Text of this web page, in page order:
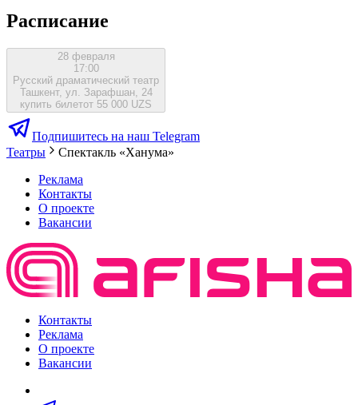
Расписание
28 февраля
17:00
Русский драматический театр
Ташкент, ул. Зарафшан, 24
купить билетот 55 000 UZS
Подпишитесь на наш Telegram
Театры
Спектакль «Ханума»
Реклама
Контакты
О проекте
Вакансии
Контакты
Реклама
О проекте
Вакансии